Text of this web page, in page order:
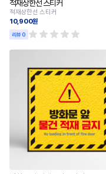
적재상한선 스티커
적재상한선 스티커
10,900원
리뷰 0